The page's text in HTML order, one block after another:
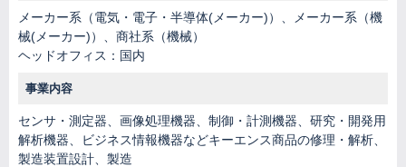
メーカー系（電気・電子・半導体(メーカー)）、メーカー系（機
械(メーカー)）、商社系（機械）
ヘッドオフィス：国内
事業内容
センサ・測定器、画像処理機器、制御・計測機器、研究・開発用
解析機器、ビジネス情報機器などキーエンス商品の修理・解析、
製造装置設計、製造